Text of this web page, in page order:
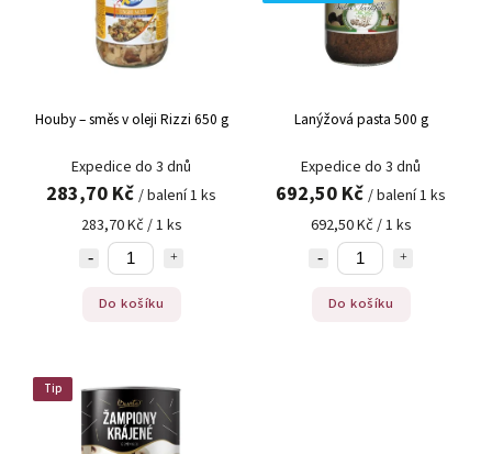
Houby – směs v oleji Rizzi 650 g
Expedice do 3 dnů
283,70 Kč / balení 1 ks
283,70 Kč / 1 ks
Do košíku
Lanýžová pasta 500 g
Expedice do 3 dnů
692,50 Kč / balení 1 ks
692,50 Kč / 1 ks
Do košíku
Tip